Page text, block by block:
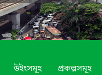
উইংসমূহ প্রকল্পসমূহ